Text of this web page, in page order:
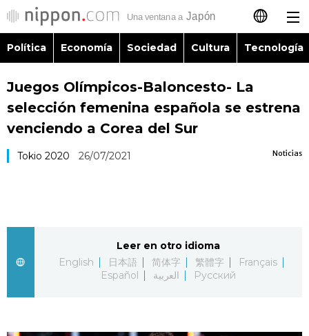
日本語
English
Русский
Política
Vida
Política Economía Sociedad Cultura Tecnología
Juegos Olímpicos-Baloncesto- La
selección femenina española se estrena
venciendo a Corea del Sur
Noticias
Tokio 2020 26/07/2021
Leer en otro idioma
English
日本語 简体字 繁體字
Français
Español
العربية Русский